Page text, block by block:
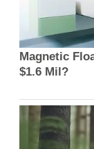
Magnetic
$1.6 Mil?